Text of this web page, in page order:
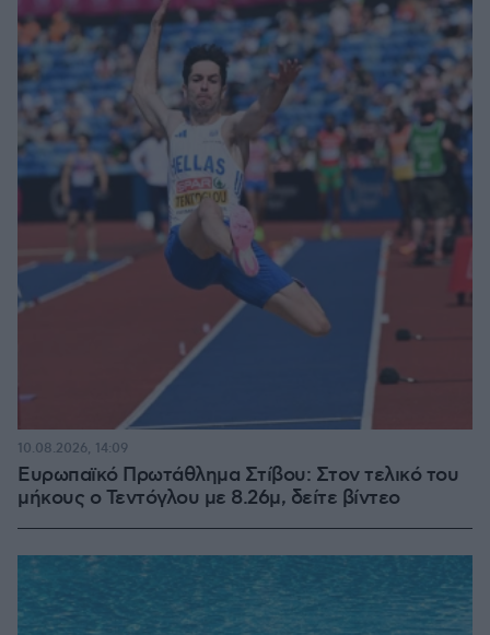
Ευρωπαϊκό Πρωτάθλημα Στίβου: Στον τελικό του
μήκους ο Τεντόγλου με 8.26μ, δείτε βίντεο
10.08.2026, 14:09